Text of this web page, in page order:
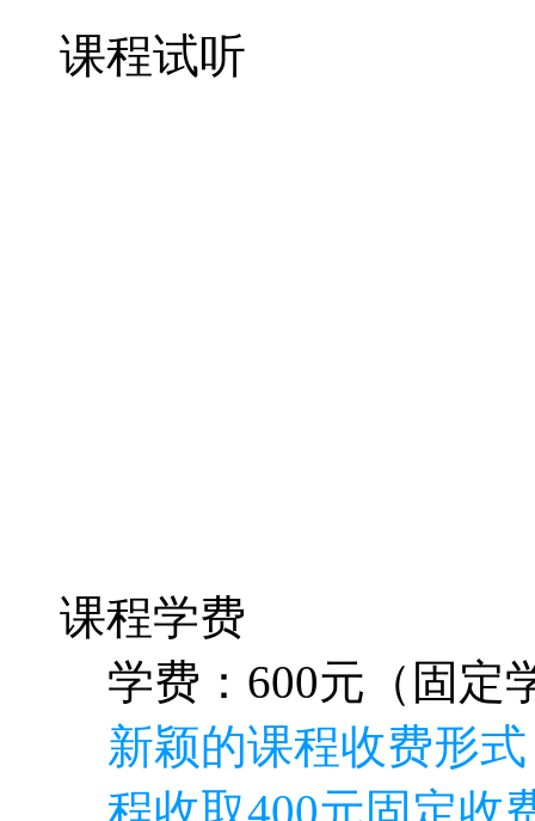
全额奖励返还给学
特别说明如下
本门课程本来打算